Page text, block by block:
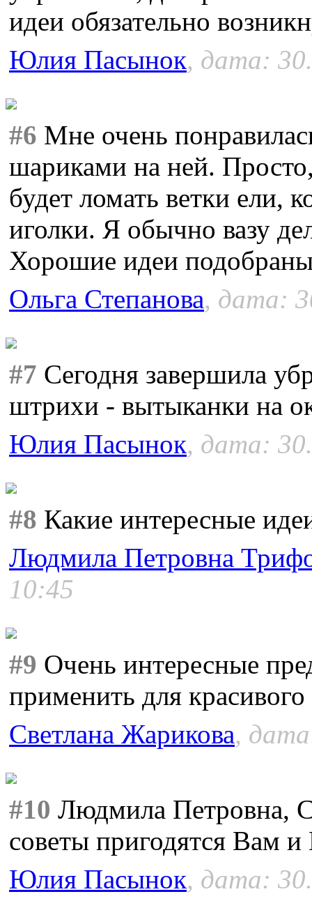
идеи обязательно
Юлия Пасынок, дата:
#6 Мне очень
шариками на ней.
будет ломать ветки ели,
иголки. Я обычно вазу
Хорошие идеи
Ольга Степанова, дата:
#7 Сегодня завершила
штрихи - вытыканки на
Юлия Пасынок, дата:
#8 Какие интересные
Людмила Петровна
10:45
#9 Очень интересные
применить для
Светлана Жарикова,
#10 Людмила Петровна,
советы пригодятся Вам
Юлия Пасынок, дата: